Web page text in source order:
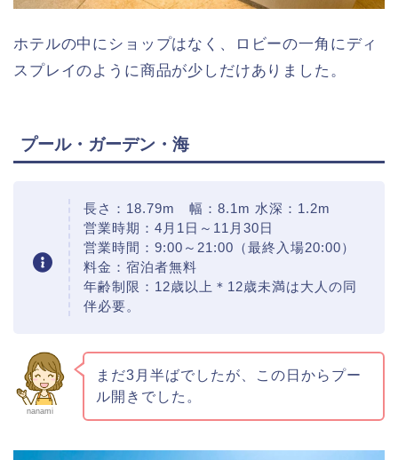
ホテルの中にショップはなく、ロビーの一角にディ
スプレイのように商品が少しだけありました。
プール・ガーデン・海
長さ：18.79m 幅：8.1m 水深：1.2m
営業時期：4月1日～11月30日
営業時間：9:00～21:00（最終入場20:00）
料金：宿泊者無料
年齢制限：12歳以上＊12歳未満は大人の同
伴必要。
nanami
まだ3月半ばでしたが、この日からプー
ル開きでした。